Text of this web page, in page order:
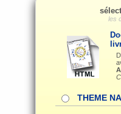
les
THEME